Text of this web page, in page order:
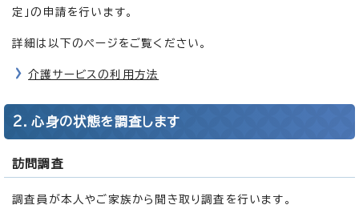
定」の申請を行います。
詳細は以下のページをご覧ください。
介護サービスの利用方法
2．心身の状態を調査します
訪問調査
調査員が本人やご家族から聞き取り調査を行います。